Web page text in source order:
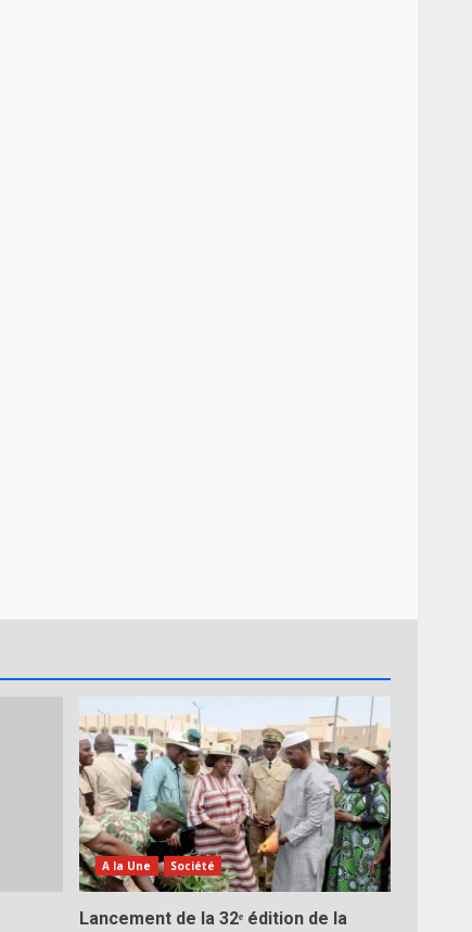
A la Une Société
Lancement de la 32ᵉ édition de la